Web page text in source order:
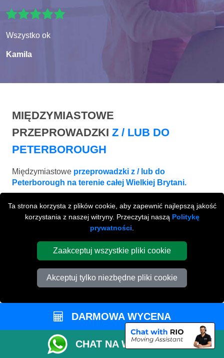
Ta strona korzysta z plików cookie, aby zapewnić najlepszą jakość
korzystania z naszej witryny. Przeczytaj naszą Politykę
prywatności
Zaakceptuj wszystkie pliki cookie
Akceptuj tylko niezbędne pliki cookie
Wszystko ok
Kamila
MIĘDZYMIASTOWE
PRZEPROWADZKI Z / LUB DO
PETERBOROUGH
Międzymiastowe przeprowadzki z / lub do
Peterborough na terenie całej Wielkiej Brytani.
LEEDS
od £540
DARMOWA WYCENA
CHAT NA WHATSAPP